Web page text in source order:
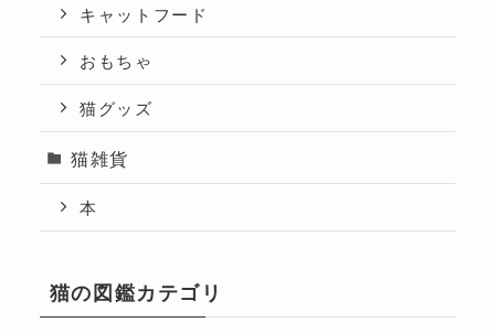
キャットフード
おもちゃ
猫グッズ
猫雑貨
本
猫の図鑑カテゴリ